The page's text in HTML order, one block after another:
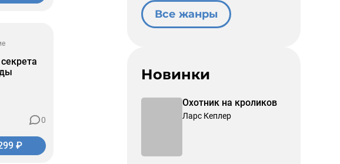
0
Купить 299 ₽
Все жанры
Новинки
Охотник на кроликов
Ларс Кеплер